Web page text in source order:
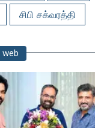
சிபி சக்வரத்தி